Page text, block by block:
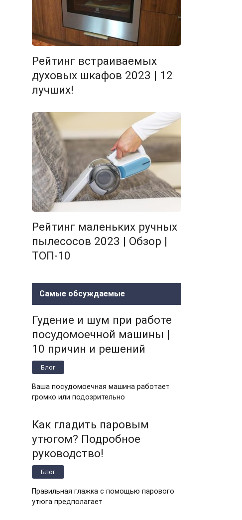
Рейтинг встраиваемых
духовых шкафов 2023 | 12
лучших!
Рейтинг маленьких ручных
пылесосов 2023 | Обзор |
ТОП-10
Самые обсуждаемые
Гудение и шум при работе
посудомоечной машины |
10 причин и решений
Блог
Ваша посудомоечная машина работает
громко или подозрительно
Как гладить паровым
утюгом? Подробное
руководство!
Блог
Правильная глажка с помощью парового
утюга предполагает